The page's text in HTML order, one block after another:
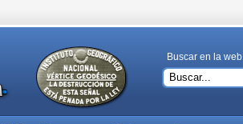
Buscar en la web